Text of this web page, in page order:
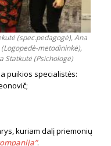
(spec.pedagogė), Ana
metodininkė),
Statkutė (Psichologė)
puikios specialistės:
kuriam dalį priemonių
.